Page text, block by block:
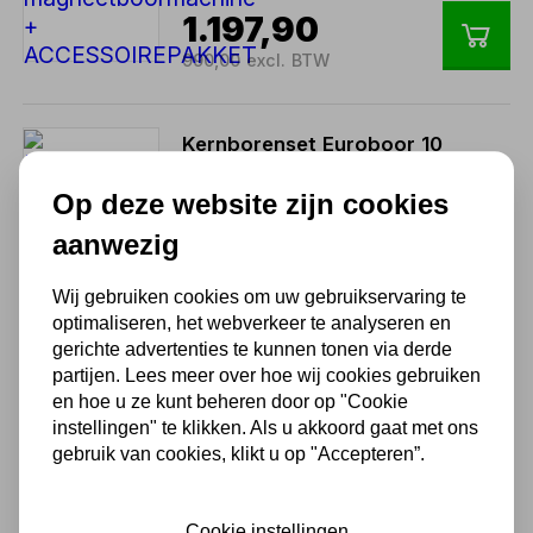
1.197,90
990,00 excl. BTW
Kernborenset Euroboor 10
199,65
Centreerpen kernboor
machine 6.34x77
8,34
6,89 excl. BTW
Op deze website zijn cookies
aanwezig
Wij gebruiken cookies om uw gebruikservaring te
optimaliseren, het webverkeer te analyseren en
gerichte advertenties te kunnen tonen via derde
partijen. Lees meer over hoe wij cookies gebruiken
en hoe u ze kunt beheren door op "Cookie
instellingen" te klikken. Als u akkoord gaat met ons
gebruik van cookies, klikt u op "Accepteren”.